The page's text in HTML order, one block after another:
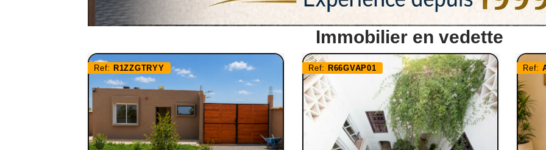
Immobilier en vedette
Ref: R1ZZGTRYY Ref: R66GVAP01 Ref: